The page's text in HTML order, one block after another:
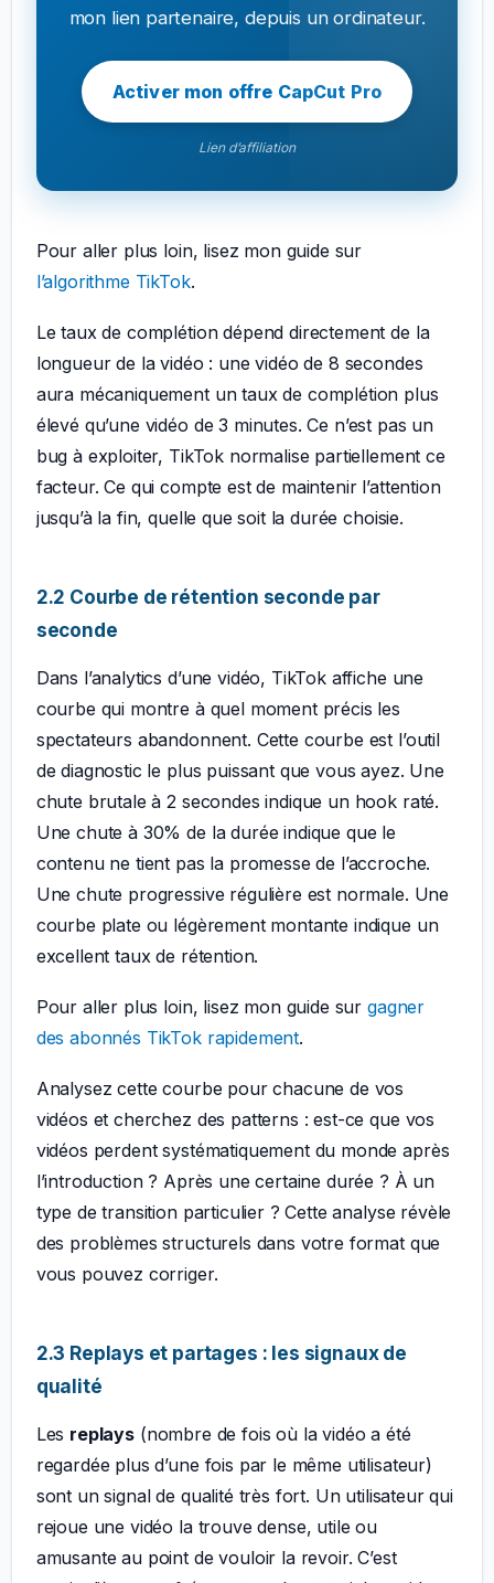
mon lien partenaire, depuis un ordinateur.
Activer mon offre CapCut Pro
Lien d’affiliation
Pour aller plus loin, lisez mon guide sur
l’algorithme TikTok.
Le taux de complétion dépend directement de la
longueur de la vidéo : une vidéo de 8 secondes
aura mécaniquement un taux de complétion plus
élevé qu’une vidéo de 3 minutes. Ce n’est pas un
bug à exploiter, TikTok normalise partiellement ce
facteur. Ce qui compte est de maintenir l’attention
jusqu’à la fin, quelle que soit la durée choisie.
2.2 Courbe de rétention seconde par
seconde
Dans l’analytics d’une vidéo, TikTok affiche une
courbe qui montre à quel moment précis les
spectateurs abandonnent. Cette courbe est l’outil
de diagnostic le plus puissant que vous ayez. Une
chute brutale à 2 secondes indique un hook raté.
Une chute à 30% de la durée indique que le
contenu ne tient pas la promesse de l’accroche.
Une chute progressive régulière est normale. Une
courbe plate ou légèrement montante indique un
excellent taux de rétention.
Pour aller plus loin, lisez mon guide sur gagner
des abonnés TikTok rapidement.
Analysez cette courbe pour chacune de vos
vidéos et cherchez des patterns : est-ce que vos
vidéos perdent systématiquement du monde après
l’introduction ? Après une certaine durée ? À un
type de transition particulier ? Cette analyse révèle
des problèmes structurels dans votre format que
vous pouvez corriger.
2.3 Replays et partages : les signaux de
qualité
Les replays(nombre de fois où la vidéo a été
regardée plus d’une fois par le même utilisateur)
sont un signal de qualité très fort. Un utilisateur qui
rejoue une vidéo la trouve dense, utile ou
amusante au point de vouloir la revoir. C’est